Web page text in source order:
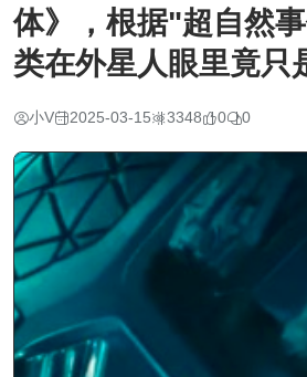
体》，根据"超自然
类在外星人眼里竟只
小V 2025-03-15 3348 0 0